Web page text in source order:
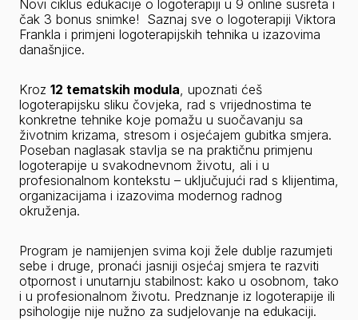
Novi ciklus edukacije o logoterapiji u 9 online susreta i
čak 3 bonus snimke!  Saznaj sve o logoterapiji Viktora
Frankla i primjeni logoterapijskih tehnika u izazovima
današnjice.
Kroz 12 tematskih modula, upoznati ćeš
logoterapijsku sliku čovjeka, rad s vrijednostima te
konkretne tehnike koje pomažu u suočavanju sa
životnim krizama, stresom i osjećajem gubitka smjera.
Poseban naglasak stavlja se na praktičnu primjenu
logoterapije u svakodnevnom životu, ali i u
profesionalnom kontekstu – uključujući rad s klijentima,
organizacijama i izazovima modernog radnog
okruženja.
Program je namijenjen svima koji žele dublje razumjeti
sebe i druge, pronaći jasniji osjećaj smjera te razviti
otpornost i unutarnju stabilnost: kako u osobnom, tako
i u profesionalnom životu. Predznanje iz logoterapije ili
psihologije nije nužno za sudjelovanje na edukaciji.